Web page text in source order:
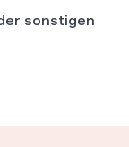
sonstigen